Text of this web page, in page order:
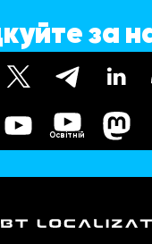
за
Освітній